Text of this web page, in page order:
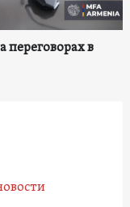
переговорах в